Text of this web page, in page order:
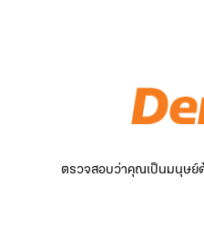
ตรวจสอบว่าคุณเป็นมนุษย์